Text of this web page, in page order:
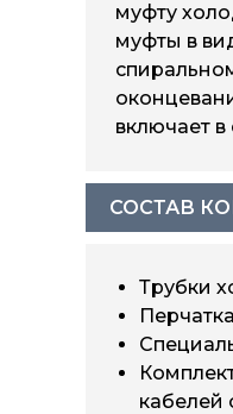
муфту
муфты в
включает
СОСТАВ
Трубки
кабелей